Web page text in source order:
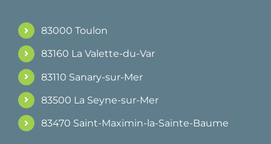
83000 Toulon
83160 La Valette-du-Var
83110 Sanary-sur-Mer
83500 La Seyne-sur-Mer
83470 Saint-Maximin-la-Sainte-Baume